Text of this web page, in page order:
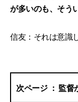
が多いのも、そう
信友：それは意識
監督